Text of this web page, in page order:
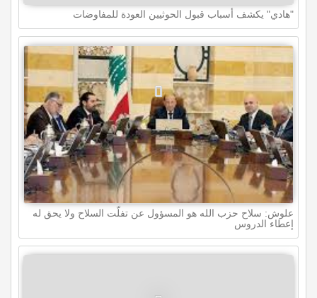
"هادي" يكشف أسباب قبول الحوثيين العودة للمفاوضات
علوش: سلاح حزب الله هو المسؤول عن تفلّت السلاح ولا يحق له
إعطاء الدروس